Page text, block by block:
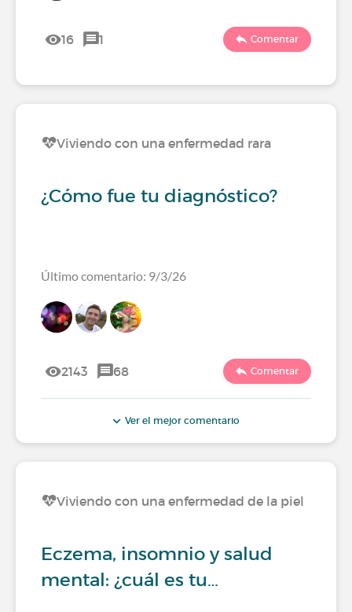
16 1 Comentar
Viviendo con una enfermedad rara
¿Cómo fue tu diagnóstico?
Último comentario: 9/3/26
2143 68 Comentar
Ver el mejor comentario
Viviendo con una enfermedad de la piel
Eczema, insomnio y salud
mental: ¿cuál es tu…